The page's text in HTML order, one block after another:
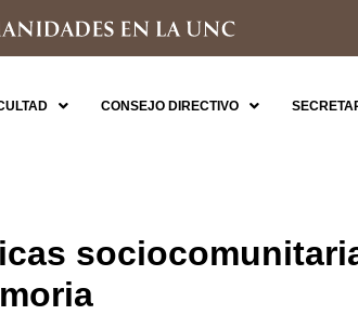
CONSEJO DIRECTIVO